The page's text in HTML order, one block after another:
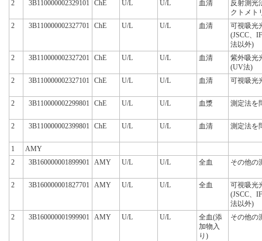
2 3B110000002329101 ChE U/L U/L 血清
反射測光
クトメト
2
3B110000002327701 ChE U/L U/L 血清
可視吸光
(JSCC、
法以外)
2
3B110000002327201 ChE U/L U/L 血清
紫外吸光
(UV法)
2
3B110000002327101 ChE U/L U/L 血清 可視吸光
2 3B110000002299801 ChE U/L U/L 血漿 測定法を
2 3B110000002399801 ChE U/L U/L 血清 測定法を
1
AMY
2
3B160000001899901 AMY U/L U/L 全血 その他の
2 3B160000001827701 AMY U/L U/L 全血
可視吸光
(JSCC、
法以外)
2
3B160000001999901 AMY U/L U/L
全血(添
加物入
り)
その他の